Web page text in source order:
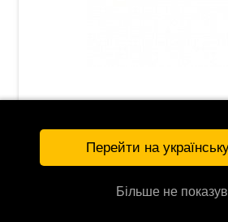
104 ЕL34
73 487 грнПерейти на
Більше не